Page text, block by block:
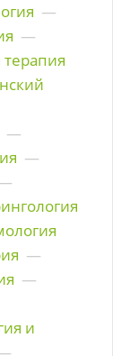
—
—
—
—
—
—
и